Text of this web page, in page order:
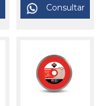
Consultar